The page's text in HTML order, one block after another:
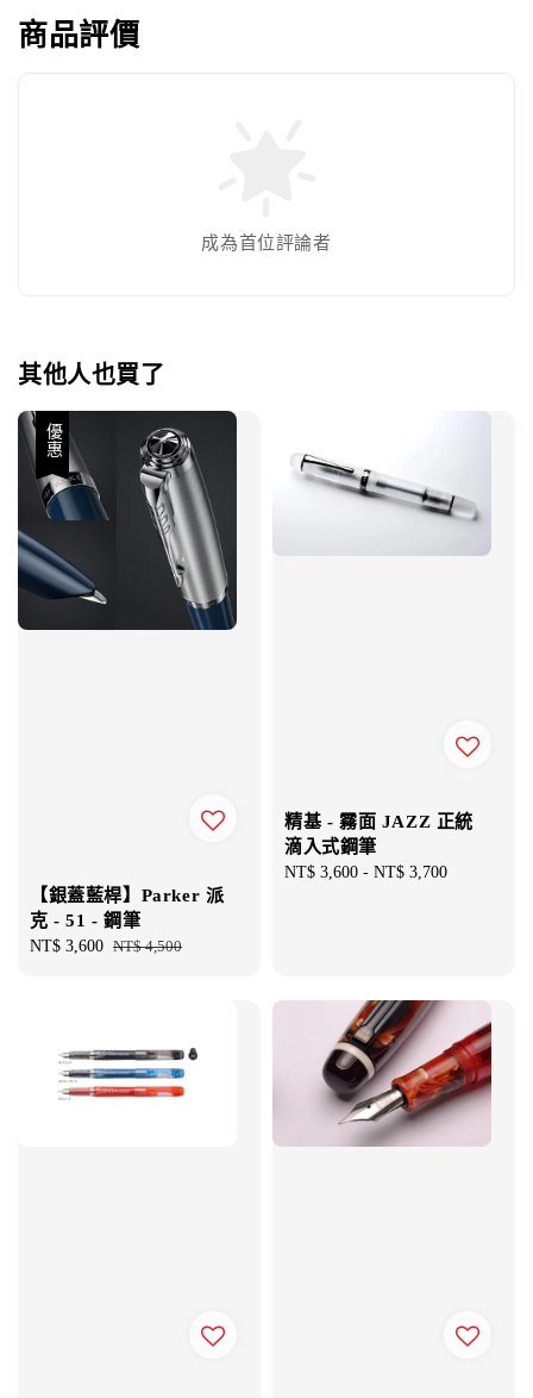
商品評價
成為首位評論者
其他人也買了
優惠
【銀蓋藍桿】Parker 派
克 - 51 - 鋼筆
Sale
NT$ 3,600 Regular
NT$ 4,500
精基 - 霧面 JAZZ 正統
滴入式鋼筆
Regular
NT$ 3,600 - NT$ 3,700